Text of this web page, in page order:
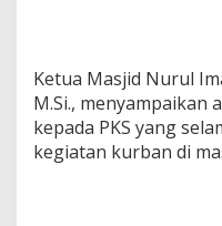
Ketua Masjid Nurul
M.Si., menyampaikan
kepada PKS yang
kegiatan kurban di